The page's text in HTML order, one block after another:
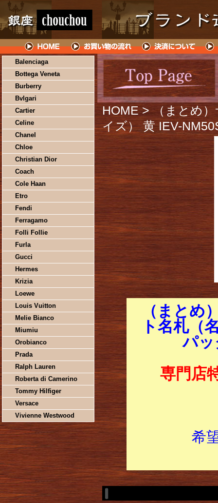
Balenciaga
Bottega Veneta
Burberry
Bvlgari
Cartier
Celine
Chanel
Chloe
Christian Dior
Coach
Cole Haan
Etro
Fendi
Ferragamo
Folli Follie
Furla
Gucci
Hermes
Krizia
Loewe
Louis Vuitton
Melie Bianco
Miumiu
Orobianco
Prada
Ralph Lauren
Roberta di Camerino
Tommy Hilfiger
Versace
Vivienne Westwood
HOME > （まとめ
イズ） 黄 IEV-
（まとめ
ト名札（
パッ
専門店
希